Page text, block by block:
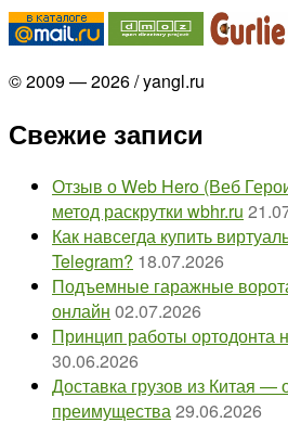
© 2009 — 2026 / yangl.ru
Свежие записи
Отзыв о Web Hero (Веб
метод раскрутки wbhr.ru
Как навсегда купить
Telegram? 18.07.2026
Подъемные гаражные
онлайн 02.07.2026
Принцип работы ортодонта
30.06.2026
Доставка грузов из Китая —
преимущества29.06.2026